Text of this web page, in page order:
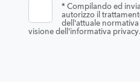
*Compilando ed
autorizzo il
dell'attuale
visione dell'informativa privacy.